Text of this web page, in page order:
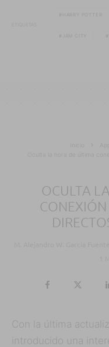
ETIQUETAS
HARRY POTTER
JAM CITY
Oculta la hora de última
OCULTA
Con la última
introducido una